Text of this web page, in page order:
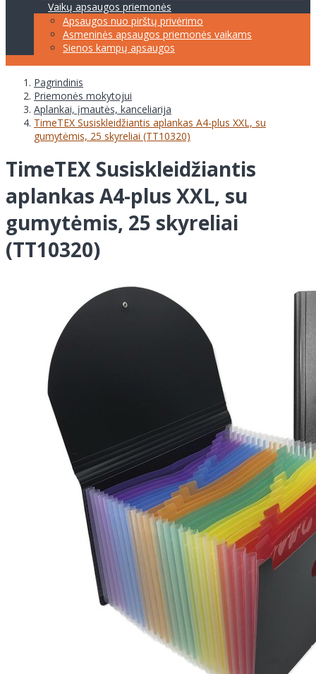
Vaikų apsaugos priemonės
Apsaugos nuo pirštų privėrimo
Asmeninės apsaugos priemonės vaikams
Sienos kampų apsaugos
Pagrindinis
Priemonės mokytojui
Aplankai, įmautės, kanceliarija
TimeTEX Susiskleidžiantis aplankas A4-plus XXL, su
gumytėmis, 25 skyreliai (TT10320)
TimeTEX Susiskleidžiantis
aplankas A4-plus XXL, su
gumytėmis, 25 skyreliai
(TT10320)